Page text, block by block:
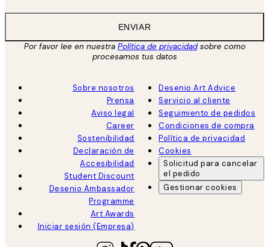
ENVIAR
Por favor lee en nuestra Política de privacidadsobre como
procesamos tus datos
Sobre nosotros
Prensa
Aviso legal
Career
Sostenibilidad
Declaración de
Accesibilidad
Student Discount
Desenio Ambassador
Programme
Art Awards
Iniciar sesión (Empresa)
Desenio Art Advice
Servicio al cliente
Seguimiento de pedidos
Condiciones de compra
Política de privacidad
Cookies
Solicitud para cancelar
el pedido
Gestionar cookies